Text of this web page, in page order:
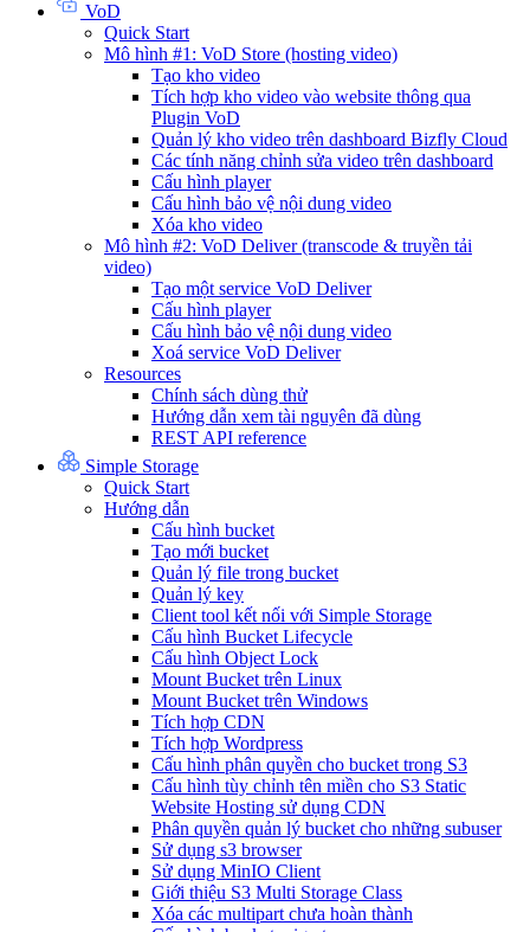
VoD
Quick Start
Mô hình #1: VoD Store (hosting video)
Tạo kho video
Tích hợp kho video vào website thông qua
Plugin VoD
Quản lý kho video trên dashboard Bizfly Cloud
Các tính năng chỉnh sửa video trên dashboard
Cấu hình player
Cấu hình bảo vệ nội dung video
Xóa kho video
Mô hình #2: VoD Deliver (transcode & truyền tải
video)
Tạo một service VoD Deliver
Cấu hình player
Cấu hình bảo vệ nội dung video
Xoá service VoD Deliver
Resources
Chính sách dùng thử
Hướng dẫn xem tài nguyên đã dùng
REST API reference
Simple Storage
Quick Start
Hướng dẫn
Cấu hình bucket
Tạo mới bucket
Quản lý file trong bucket
Quản lý key
Client tool kết nối với Simple Storage
Cấu hình Bucket Lifecycle
Cấu hình Object Lock
Mount Bucket trên Linux
Mount Bucket trên Windows
Tích hợp CDN
Tích hợp Wordpress
Cấu hình phân quyền cho bucket trong S3
Cấu hình tùy chỉnh tên miền cho S3 Static
Website Hosting sử dụng CDN
Phân quyền quản lý bucket cho những subuser
Sử dụng s3 browser
Sử dụng MinIO Client
Giới thiệu S3 Multi Storage Class
Xóa các multipart chưa hoàn thành